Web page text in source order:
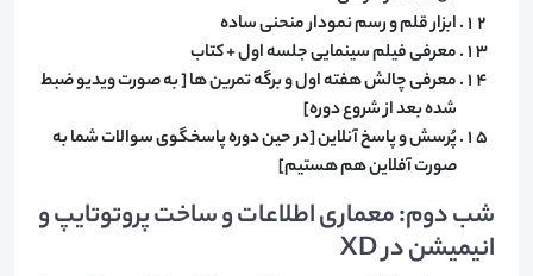
ابزار قلم و رسم نمودار منحنی ساده
معرفی فیلم سینمایی جلسه اول + کتاب
معرفی چالش هفته اول و برگه تمرین ها [ به صورت ویدیو ضبط
شده بعد از شروع دوره]
پُرسش و پاسخ آنلاین [در حین دوره پاسخگوی سوالات شما به
صورت آفلاین هم هستیم]
شب دوم: معماری اطلاعات و ساخت پروتوتایپ و
انیمیشن در XD